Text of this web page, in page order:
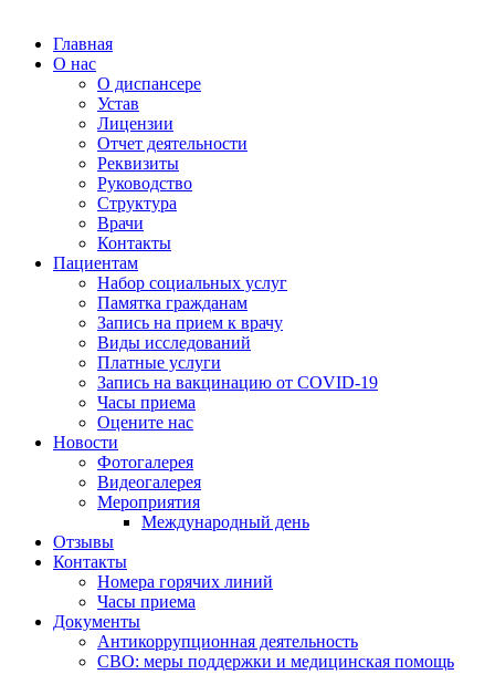
Главная
О нас
О диспансере
Устав
Лицензии
Отчет деятельности
Реквизиты
Руководство
Структура
Врачи
Контакты
Пациентам
Набор социальных услуг
Памятка гражданам
Запись на прием к врачу
Виды исследований
Платные услуги
Запись на вакцинацию от COVID-19
Часы приема
Оцените нас
Новости
Фотогалерея
Видеогалерея
Мероприятия
Международный день
Отзывы
Контакты
Номера горячих линий
Часы приема
Документы
Антикоррупционная деятельность
СВО: меры поддержки и медицинская помощь